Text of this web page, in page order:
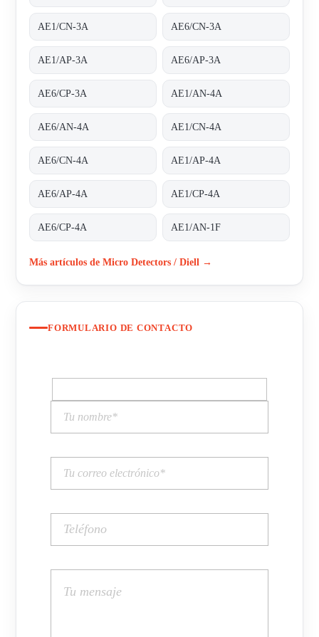
AE1/CN-3A AE6/CN-3A
AE1/AP-3A AE6/AP-3A
AE6/CP-3A AE1/AN-4A
AE6/AN-4A AE1/CN-4A
AE6/CN-4A AE1/AP-4A
AE6/AP-4A AE1/CP-4A
AE6/CP-4A AE1/AN-1F
Más artículos de Micro Detectors / Diell →
FORMULARIO DE CONTACTO